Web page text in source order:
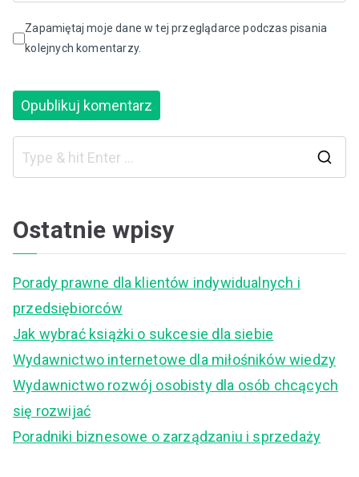
Zapamiętaj moje dane w tej przeglądarce podczas pisania
kolejnych komentarzy.
Ostatnie wpisy
Porady prawne dla klientów indywidualnych i
przedsiębiorców
Jak wybrać książki o sukcesie dla siebie
Wydawnictwo internetowe dla miłośników wiedzy
Wydawnictwo rozwój osobisty dla osób chcących
się rozwijać
Poradniki biznesowe o zarządzaniu i sprzedaży